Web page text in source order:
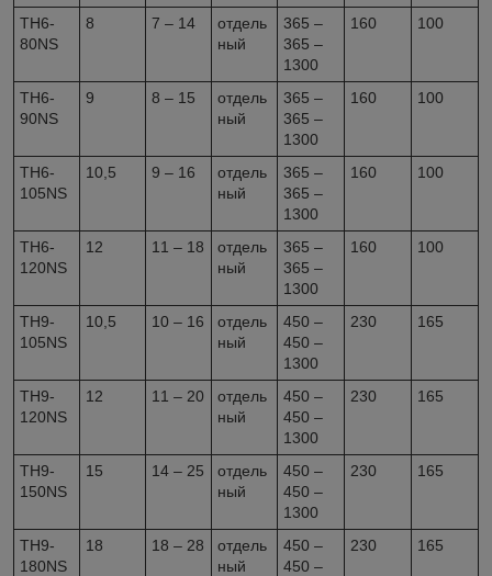
TH6-
80NS
8 7 – 14
отдель
ный
365 –
365 –
1300
160 100
TH6-
90NS
9 8 – 15
отдель
ный
365 –
365 –
1300
160 100
TH6-
105NS
10,5 9 – 16
отдель
ный
365 –
365 –
1300
160 100
TH6-
120NS
12 11 – 18
отдель
ный
365 –
365 –
1300
160 100
TH9-
105NS
10,5 10 – 16
отдель
ный
450 –
450 –
1300
230 165
TH9-
120NS
12 11 – 20
отдель
ный
450 –
450 –
1300
230 165
TH9-
150NS
15 14 – 25
отдель
ный
450 –
450 –
1300
230 165
TH9-
180NS
18 18 – 28
отдель
ный
450 –
450 –
230 165